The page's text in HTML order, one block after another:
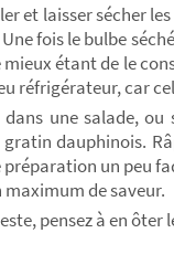
et laisser sécher
fois le bulbe
mieux étant de le
réfrigérateur, car
dans une salade,
dauphinois.
un peu
de saveur.
pensez à en